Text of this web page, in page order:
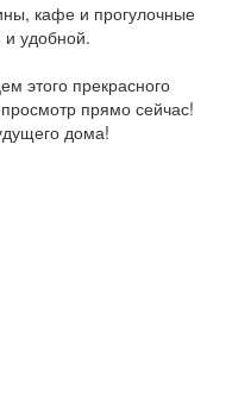
кафе и прогулочные
удобной.
этого прекрасного
прямо сейчас!
дома!